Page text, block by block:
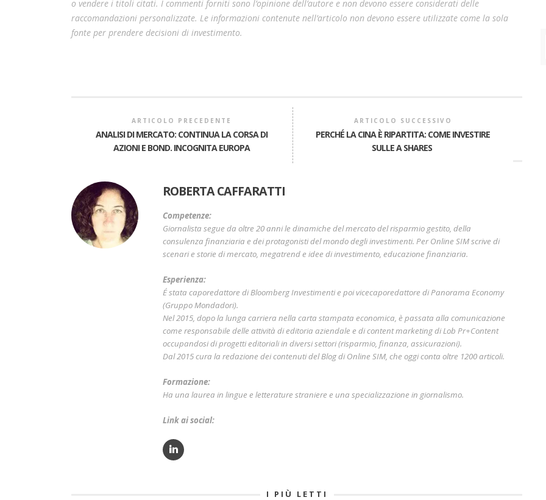
o vendere i titoli citati. I commenti forniti sono l’opinione dell’autore e non devono essere considerati delle
raccomandazioni personalizzate. Le informazioni contenute nell’articolo non devono essere utilizzate come la sola
fonte per prendere decisioni di investimento.
ARTICOLO PRECEDENTE
ANALISI DI MERCATO: CONTINUA LA CORSA DI
AZIONI E BOND. INCOGNITA EUROPA
ARTICOLO SUCCESSIVO
PERCHÉ LA CINA È RIPARTITA: COME INVESTIRE
SULLE A SHARES
ROBERTA CAFFARATTI
Competenze:
Giornalista segue da oltre 20 anni le dinamiche del mercato del risparmio gestito, della
consulenza finanziaria e dei protagonisti del mondo degli investimenti. Per Online SIM scrive di
scenari e storie di mercato, megatrend e idee di investimento, educazione finanziaria.
Esperienza:
É stata caporedattore di Bloomberg Investimenti e poi vicecaporedattore di Panorama Economy
(Gruppo Mondadori).
Nel 2015, dopo la lunga carriera nella carta stampata economica, è passata alla comunicazione
come responsabile delle attività di editoria aziendale e di content marketing di Lob Pr+Content
occupandosi di progetti editoriali in diversi settori (risparmio, finanza, assicurazioni).
Dal 2015 cura la redazione dei contenuti del Blog di Online SIM, che oggi conta oltre 1200 articoli.
Formazione:
Ha una laurea in lingue e letterature straniere e una specializzazione in giornalismo.
Link ai social:
I PIÙ LETTI